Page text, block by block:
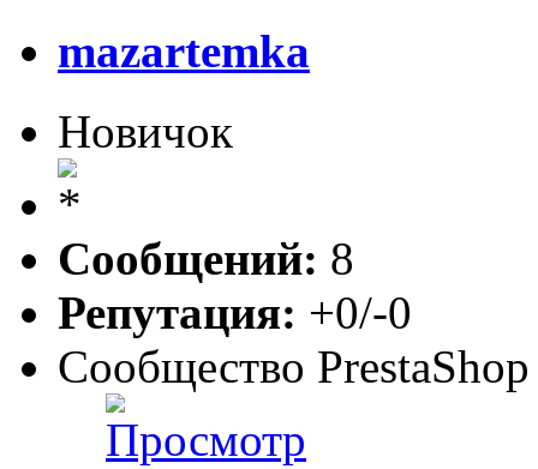
mazartemka
Новичок
Сообщений: 8
Репутация: +0/-0
Сообщество PrestaShop